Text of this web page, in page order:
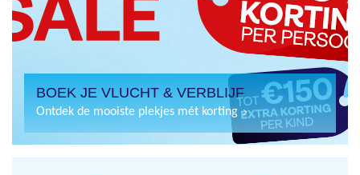
BOEK JE VLUCHT & VERBLIJF
Ontdek de mooiste plekjes mét korting